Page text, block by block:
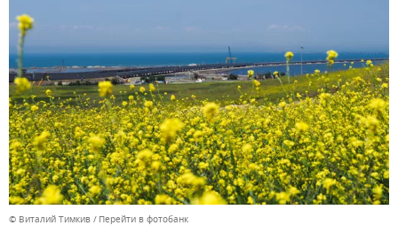
© Виталий Тимкив Перейти в фотобанк